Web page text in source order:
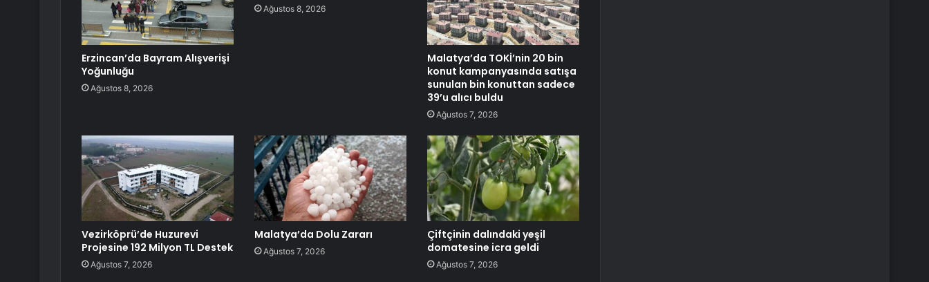
Erzincan’da Bayram Alışverişi
Yoğunluğu
Ağustos 8, 2026
Ağustos 8, 2026
Malatya’da TOKİ’nin 20 bin
konut kampanyasında satışa
sunulan bin konuttan sadece
39’u alıcı buldu
Ağustos 7, 2026
Vezirköprü’de Huzurevi
Projesine 192 Milyon TL Destek
Ağustos 7, 2026
Malatya’da Dolu Zararı
Ağustos 7, 2026
Çiftçinin dalındaki yeşil
domatesine icra geldi
Ağustos 7, 2026